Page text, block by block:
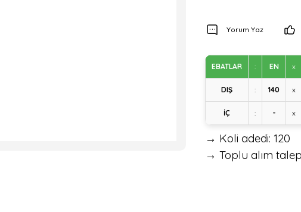
Yorum Yaz
EBATLAR : EN x
DIŞ : 140 x
İÇ : - x
→ Koli adedi: 120
→ Toplu alım